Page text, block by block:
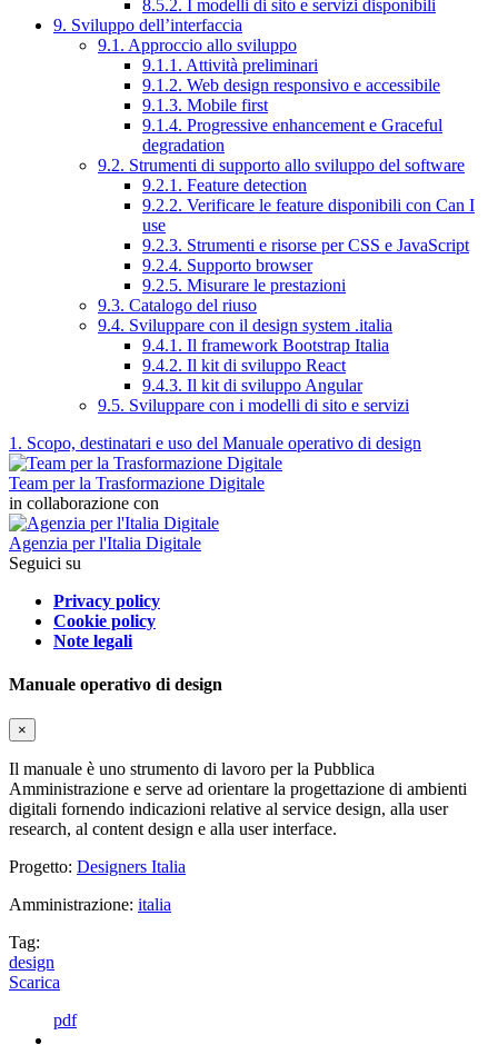
8.5.2. I modelli di sito e servizi disponibili
9. Sviluppo dell’interfaccia
9.1. Approccio allo sviluppo
9.1.1. Attività preliminari
9.1.2. Web design responsivo e accessibile
9.1.3. Mobile first
9.1.4. Progressive enhancement e Graceful
degradation
9.2. Strumenti di supporto allo sviluppo del software
9.2.1. Feature detection
9.2.2. Verificare le feature disponibili con Can I
use
9.2.3. Strumenti e risorse per CSS e JavaScript
9.2.4. Supporto browser
9.2.5. Misurare le prestazioni
9.3. Catalogo del riuso
9.4. Sviluppare con il design system .italia
9.4.1. Il framework Bootstrap Italia
9.4.2. Il kit di sviluppo React
9.4.3. Il kit di sviluppo Angular
9.5. Sviluppare con i modelli di sito e servizi
1. Scopo, destinatari e uso del Manuale operativo di design
Team per la Trasformazione Digitale
in collaborazione con
Agenzia per l'Italia Digitale
Seguici su
Privacy policy
Cookie policy
Note legali
Manuale operativo di design
×
Il manuale è uno strumento di lavoro per la Pubblica
Amministrazione e serve ad orientare la progettazione di ambienti
digitali fornendo indicazioni relative al service design, alla user
research, al content design e alla user interface.
Progetto: Designers Italia
Amministrazione: italia
Tag:
design
Scarica
pdf